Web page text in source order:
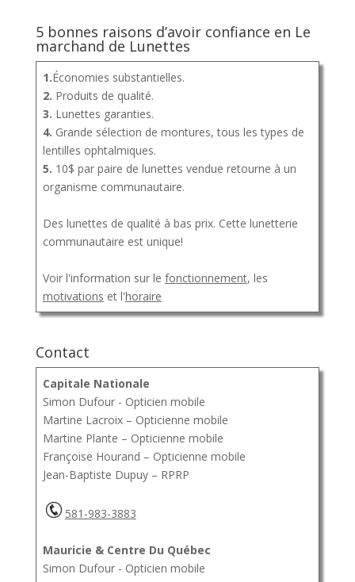
5 bonnes raisons d’avoir confiance en Le
marchand de Lunettes
1.Économies substantielles.
2. Produits de qualité.
3. Lunettes garanties.
4. Grande sélection de montures, tous les types de
lentilles ophtalmiques.
5. 10$ par paire de lunettes vendue retourne à un
organisme communautaire.
Des lunettes de qualité à bas prix. Cette lunetterie
communautaire est unique!
Voir l'information sur le fonctionnement, les
motivations et l'horaire
Contact
Capitale Nationale
Simon Dufour - Opticien mobile
Martine Lacroix – Opticienne mobile
Martine Plante – Opticienne mobile
Françoise Hourand – Opticienne mobile
Jean-Baptiste Dupuy – RPRP
581-983-3883
Mauricie & Centre Du Québec
Simon Dufour - Opticien mobile